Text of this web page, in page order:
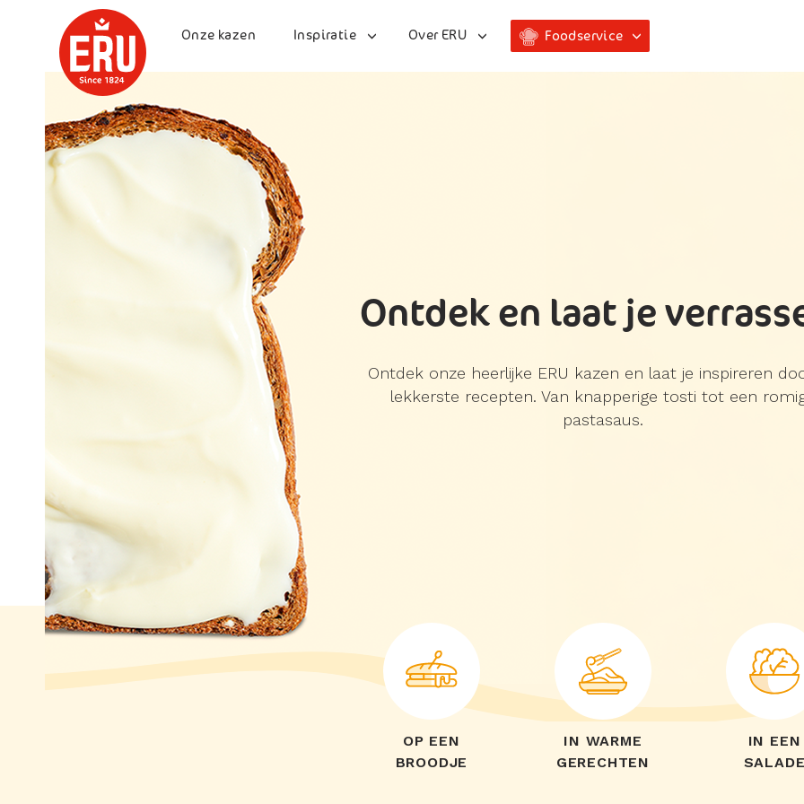
Onze kazen Inspiratie Over ERU Foodservice
Ontdek en laat je
Ontdek onze heerlijke ERU kazen en laat je inspireren
lekkerste recepten. Van knapperige tosti tot een
pastasaus.
OP EEN
BROODJE
IN WARME
GERECHTEN
IN EEN